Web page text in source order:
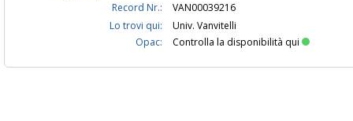
Record Nr.:
VAN00039216
Lo trovi qui:
Univ. Vanvitelli
Opac:
Controlla la disponibilità qui